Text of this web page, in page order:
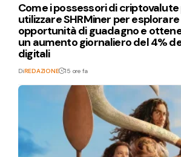
Come i possessori di
utilizzare SHRMiner per
opportunità di guadagno e
un aumento giornaliero del 4%
digitali
DiREDAZIONE 15 ore fa